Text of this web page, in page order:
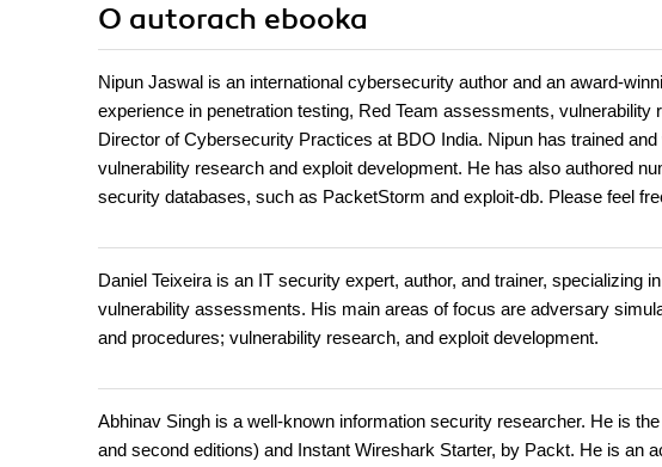
O autorach ebooka
Nipun Jaswal is an international cybersecurity author and an award-
experience in penetration testing, Red Team assessments,
Director of Cybersecurity Practices at BDO India. Nipun has trained
vulnerability research and exploit development. He has also authored
security databases, such as PacketStorm and exploit-db. Please feel
Daniel Teixeira is an IT security expert, author, and trainer, specializing
vulnerability assessments. His main areas of focus are adversary
and procedures; vulnerability research, and exploit development.
Abhinav Singh is a well-known information security researcher. He is
and second editions) and Instant Wireshark Starter, by Packt. He is